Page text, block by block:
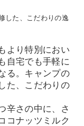
した、こだわりの逸
より特別におい
自宅でも手軽に
る。キャンプの
た、こだわりの
辛さの中に、さ
コナッツミルク